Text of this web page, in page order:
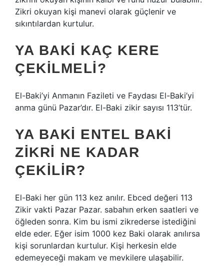
Zikri okuyan kişi manevi olarak güçlenir ve
sıkıntılardan kurtulur.
YA BAKI KAÇ KERE
ÇEKILMELI?
El-Baki’yi Anmanın Fazileti ve Faydası El-Baki’yi
anma günü Pazar’dır. El-Baki zikir sayısı 113’tür.
YA BAKI ENTEL BAKI
ZIKRI NE KADAR
ÇEKILIR?
El-Baki her gün 113 kez anılır. Ebced değeri 113
Zikir vakti Pazar Pazar. sabahın erken saatleri ve
öğleden sonra. Kim bu ismi zikrederse istediğini
elde eder. Eğer isim 1000 kez Baki olarak anılırsa
kişi sorunlardan kurtulur. Kişi herkesin elde
edemeyeceği makam ve mevkilere ulaşabilir.